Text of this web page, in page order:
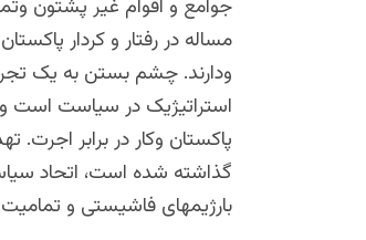
جوامع و اقوام غیر پشتون
مساله در رفتار و کردار
ودارند. چشم بستن به یک
استراتیژیک در سیاست است و
پاکستان وکار در برابر
گذاشته شده است، اتحاد
بارژیمهای فاشیستی و